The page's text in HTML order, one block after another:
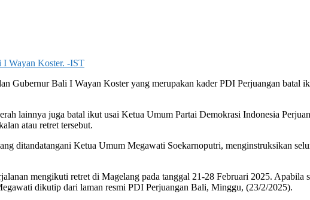
I Wayan Koster. -IST
Gubernur Bali I Wayan Koster yang merupakan kader PDI Perjuangan batal
lainnya juga batal ikut usai Ketua Umum Partai Demokrasi Indonesia
atau retret tersebut.
ditandatangani Ketua Umum Megawati Soekarnoputri, menginstruksikan
mengikuti retret di Magelang pada tanggal 21-28 Februari 2025.
dikutip dari laman resmi PDI Perjuangan Bali, Minggu, (23/2/2025).